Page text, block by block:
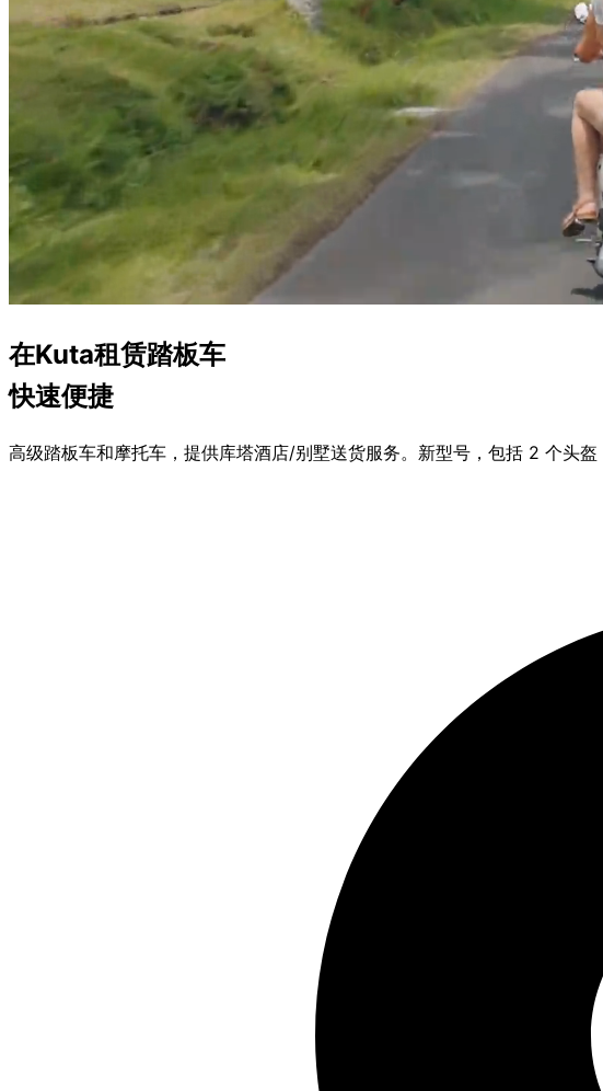
在Kuta租赁踏板车
快速便捷
高级踏板车和摩托车，提供库塔酒店/别墅送货服务。新型号，包括 2 个头盔